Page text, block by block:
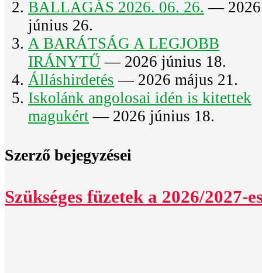
BALLAGÁS 2026. 06. 26. — 2026
június 26.
A BARÁTSÁG A LEGJOBB
IRÁNYTŰ — 2026 június 18.
Álláshirdetés — 2026 május 21.
Iskolánk angolosai idén is kitettek
magukért — 2026 június 18.
Szerző bejegyzései
Szükséges füzetek a 2026/2027-